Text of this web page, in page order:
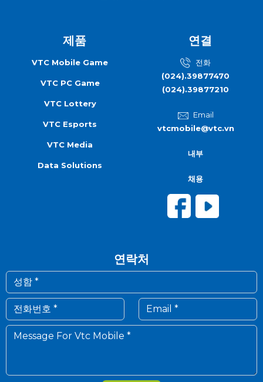
제품
VTC Mobile Game
VTC PC Game
VTC Lottery
VTC Esports
VTC Media
Data Solutions
연결
전화
(024).39877470
(024).39877210
Email
vtcmobile@vtc.vn
내부
채용
연락처